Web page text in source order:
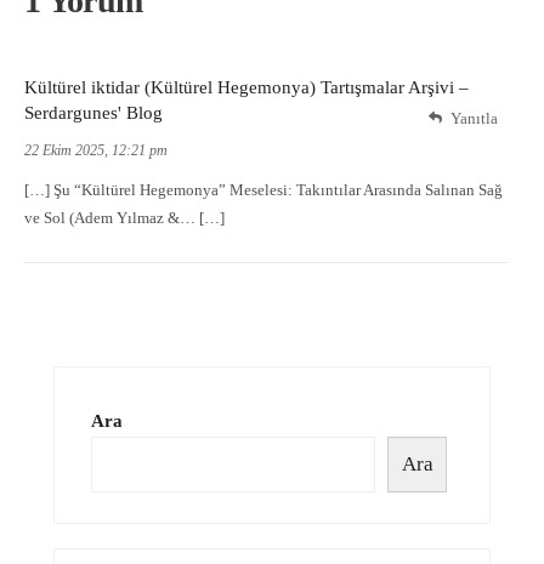
Kültürel iktidar (Kültürel Hegemonya) Tartışmalar Arşivi –
Serdargunes' Blog
22 Ekim 2025, 12:21 pm
[…] Şu “Kültürel Hegemonya” Meselesi: Takıntılar Arasında Salınan Sağ
ve Sol (Adem Yılmaz &… […]
Yanıtla
Ara
Ara